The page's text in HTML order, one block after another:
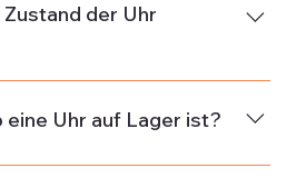
der Uhr
weist keine Gebrauchsspuren
Uhr ist in neuwertigem
kann sie minimale
eine Uhr auf Lager ist?
in der Beschreibung jeder Uhr